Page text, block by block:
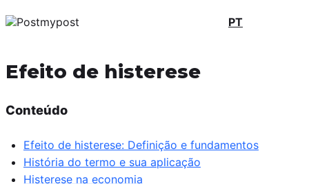
PT
Efeito de histerese
Conteúdo
Efeito de histerese: Definição e fundamentos
História do termo e sua aplicação
Histerese na economia